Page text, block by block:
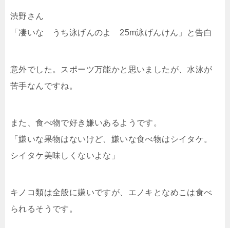
渋野さん
「凄いな うち泳げんのよ 25m泳げんけん」と告白
意外でした。スポーツ万能かと思いましたが、水泳が
苦手なんですね。
また、食べ物で好き嫌いあるようです。
「嫌いな果物はないけど、嫌いな食べ物はシイタケ。
シイタケ美味しくないよな」
キノコ類は全般に嫌いですが、エノキとなめこは食べ
られるそうです。